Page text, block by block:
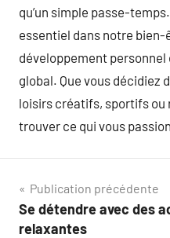
qu’un simple passe-
essentiel dans notre
développement
global. Que vous décidiez
loisirs créatifs, sportifs ou
trouver ce qui vous
Navigation
de
Publication précédente
Se détendre avec des
relaxantes